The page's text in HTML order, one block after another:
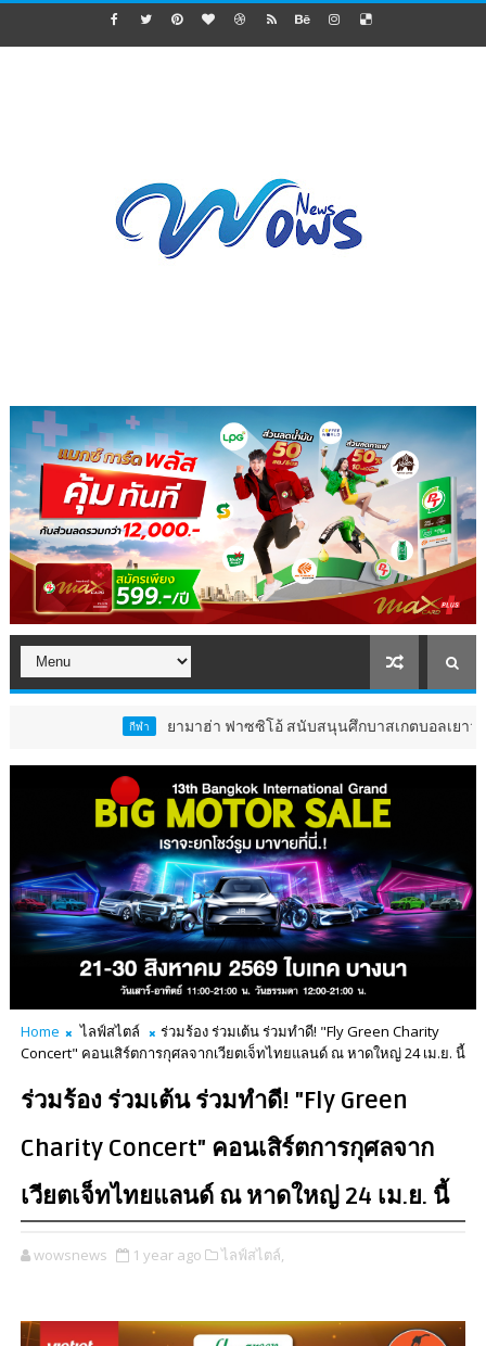
ยามาฮ่า ฟาซซิโอ้ สนับสนุนศึกบาสเกตบอลเยาวชน Junior
Home ไลฟ์สไตล์
ร่วมร้อง ร่วมเต้น ร่วมทำดี! "Fly Green Charity
Concert" คอนเสิร์ตการกุศลจากเวียตเจ็ทไทยแลนด์ ณ หาดใหญ่ 24 เม.ย. นี้
ร่วมร้อง ร่วมเต้น ร่วมทำดี! "Fly Green
Charity Concert" คอนเสิร์ตการกุศลจาก
เวียตเจ็ทไทยแลนด์ ณ หาดใหญ่ 24 เม.ย. นี้
wowsnews 1 year ago ไลฟ์สไตล์,